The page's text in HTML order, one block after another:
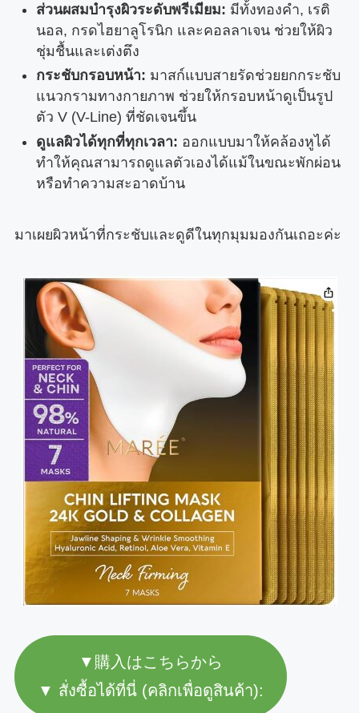
ส่วนผสมบำรุงผิวระดับพรีเมียม: มีทั้งทองคำ, เรติ
นอล, กรดไฮยาลูโรนิก และคอลลาเจน ช่วยให้ผิว
ชุ่มชื้นและเต่งตึง
กระชับกรอบหน้า: มาสก์แบบสายรัดช่วยยกกระชับ
แนวกรามทางกายภาพ ช่วยให้กรอบหน้าดูเป็นรูป
ตัว V (V-Line) ที่ชัดเจนขึ้น
ดูแลผิวได้ทุกที่ทุกเวลา: ออกแบบมาให้คล้องหูได้
ทำให้คุณสามารถดูแลตัวเองได้แม้ในขณะพักผ่อน
หรือทำความสะอาดบ้าน
มาเผยผิวหน้าที่กระชับและดูดีในทุกมุมมองกันเถอะค่ะ
▼購入はこちらから
▼ สั่งซื้อได้ที่นี่ (คลิกเพื่อดูสินค้า):